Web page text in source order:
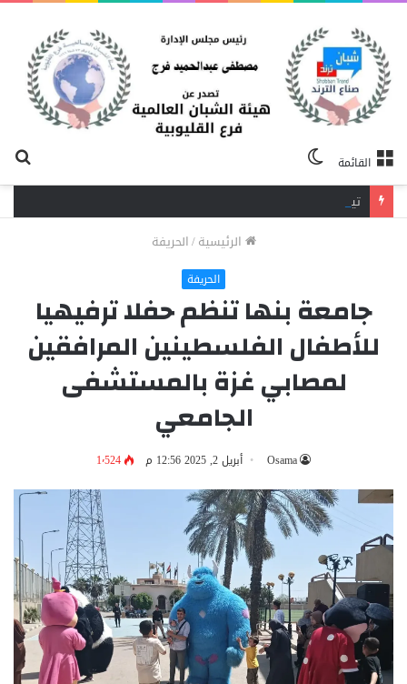
القائمة
المظلم
الرئيسية/الحريفة
الحريفة
جامعة بنها تنظم حفلا ترفيهيا
للأطفال الفلسطينين المرافقين
لمصابي غزة بالمستشفى
الجامعي
Osama أبريل 2, 2025 12:56 م 1٬524